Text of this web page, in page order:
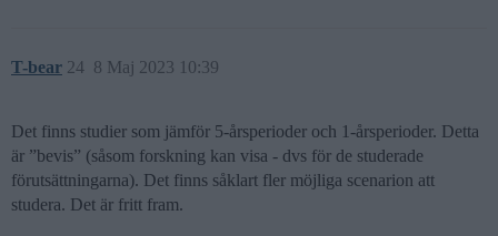
T-bear 8 Maj 2023 10:39
24
Det finns studier som jämför 5-årsperioder och 1-årsperioder. Detta
är ”bevis” (såsom forskning kan visa - dvs för de studerade
förutsättningarna). Det finns såklart fler möjliga scenarion att
studera. Det är fritt fram.